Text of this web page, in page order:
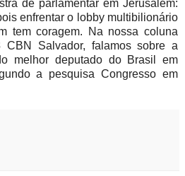
de parlamentar em Jerusalém:
enfrentar o lobby multibilionário
tem coragem. Na nossa coluna
CBN Salvador, falamos sobre a
melhor deputado do Brasil em
a pesquisa Congresso em